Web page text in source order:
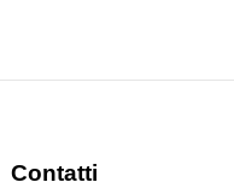
Contatti